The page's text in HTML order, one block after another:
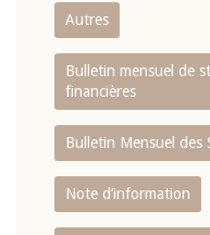
Autres
Bulletin mensuel de
financières
Bulletin Mensuel des
Note d’information